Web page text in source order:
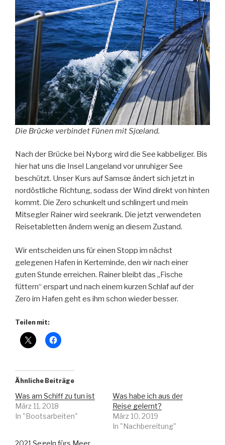
Die Brücke verbindet Fünen mit Sjœland.
Nach der Brücke bei Nyborg wird die See kabbeliger. Bis
hier hat uns die Insel Langeland vor unruhiger See
beschützt. Unser Kurs auf Samsœ ändert sich jetzt in
nordöstliche Richtung, sodass der Wind direkt von hinten
kommt. Die Zero schunkelt und schlingert und mein
Mitsegler Rainer wird seekrank. Die jetzt verwendeten
Reisetabletten ändern wenig an diesem Zustand.
Wir entscheiden uns für einen Stopp im nächst
gelegenen Hafen in Kerteminde, den wir nach einer
guten Stunde erreichen. Rainer bleibt das „Fische
füttern“ erspart und nach einem kurzen Schlaf auf der
Zero im Hafen geht es ihm schon wieder besser.
Teilen mit:
Ähnliche Beiträge
Was am Schiff zu tun ist
März 11, 2018
In "Bootsarbeiten"
Was habe ich aus der
Reise gelernt?
März 10, 2019
In "Nachbereitung"
2021 Segeln fürs Meer